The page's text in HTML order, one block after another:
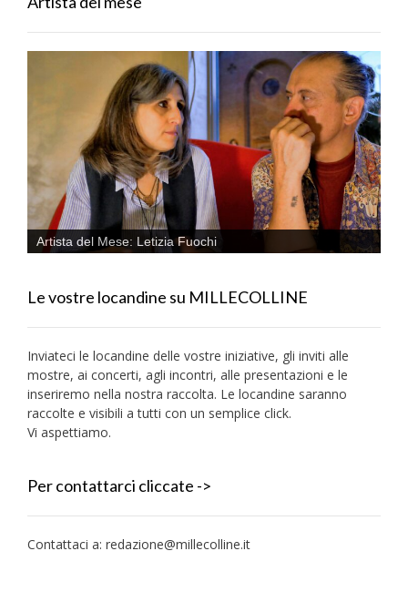
Artista del Mese: Letizia Fuochi
Le vostre locandine su MILLECOLLINE
Inviateci le locandine delle vostre iniziative, gli inviti alle
mostre, ai concerti, agli incontri, alle presentazioni e le
inseriremo nella nostra raccolta. Le locandine saranno
raccolte e visibili a tutti con un semplice click.
Vi aspettiamo.
Per contattarci cliccate ->
Contattaci a: redazione@millecolline.it